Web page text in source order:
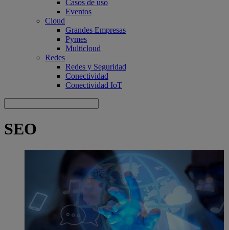
Casos de uso
Eventos
Cloud
Grandes Empresas
Pymes
Multicloud
Redes
Redes y Seguridad
Conectividad
Conectividad IoT
SEO